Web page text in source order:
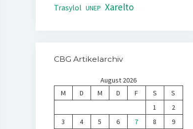
Trasylol UNEP Xarelto
CBG Artikelarchiv
August 2026
M
D M D F S
S
1
2
3
4 5 6 7 8
9